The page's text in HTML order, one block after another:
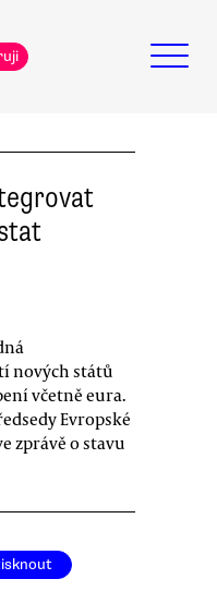
nových států
včetně eura.
Evropské
zprávě o stavu